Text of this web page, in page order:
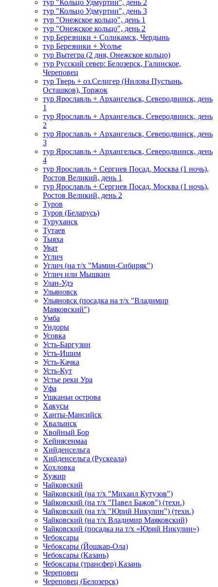
тур "Кольцо Удмуртии", день 2
тур "Кольцо Удмуртии", день 3
тур "Онежское кольцо", день 1
тур "Онежское кольцо", день 2
тур Березники + Соликамск, Чердынь
тур Березники + Усолье
тур Вытегра (2 дня, Онежское кольцо)
тур Русский север: Белозерск, Галинское,
Череповец
тур Тверь + оз.Селигер (Нилова Пустынь,
Осташков), Торжок
тур Ярославль + Архангельск, Северодвинск, день
1
тур Ярославль + Архангельск, Северодвинск, день
2
тур Ярославль + Архангельск, Северодвинск, день
3
тур Ярославль + Архангельск, Северодвинск, день
4
тур Ярославль + Сергиев Посад, Москва (1 ночь),
Ростов Великий, день 1
тур Ярославль + Сергиев Посад, Москва (1 ночь),
Ростов Великий, день 2
Туров
Туров (Беларусь)
Туруханск
Тутаев
Тыяха
Уват
Углич
Углич (на т/х "Мамин-Сибиряк")
Углич или Мышкин
Улан-Удэ
Ульяновск
Ульяновск (посадка на т/х "Владимир
Маяковский")
Умба
Ундоры
Усовка
Усть-Баргузин
Усть-Ишим
Усть-Качка
Усть-Кут
Устье реки Ура
Уфа
Ушканьи острова
Хакусы
Ханты-Мансийск
Хвалынск
Хвойный Бор
Хейнясенмаа
Хийденсельга
Хийденсельга (Рускеала)
Хохловка
Хужир
Чайковский
Чайковский (на т/х "Михаил Кутузов")
Чайковский (на т/х "Павел Бажов") (техн.)
Чайковский (на т/х "Юрий Никулин") (техн.)
Чайковский (на т/х Владимир Маяковский)
Чайковский (посадка на т/х «Юрий Никулин»)
Чебоксары
Чебоксары (Йошкар-Ола)
Чебоксары (Казань)
Чебоксары (трансфер) Казань
Череповец
Череповец (Белозерск)